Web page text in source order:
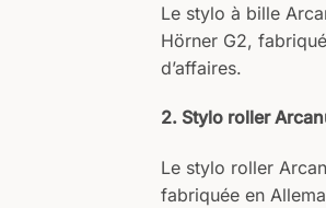
Le stylo à bille
Hörner G2,
d’affaires.
2. Stylo roller
Le stylo roller
fabriquée en